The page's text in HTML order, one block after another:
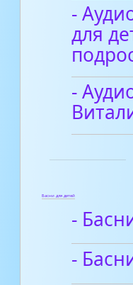
-
для
-
Басни для детей
-
-